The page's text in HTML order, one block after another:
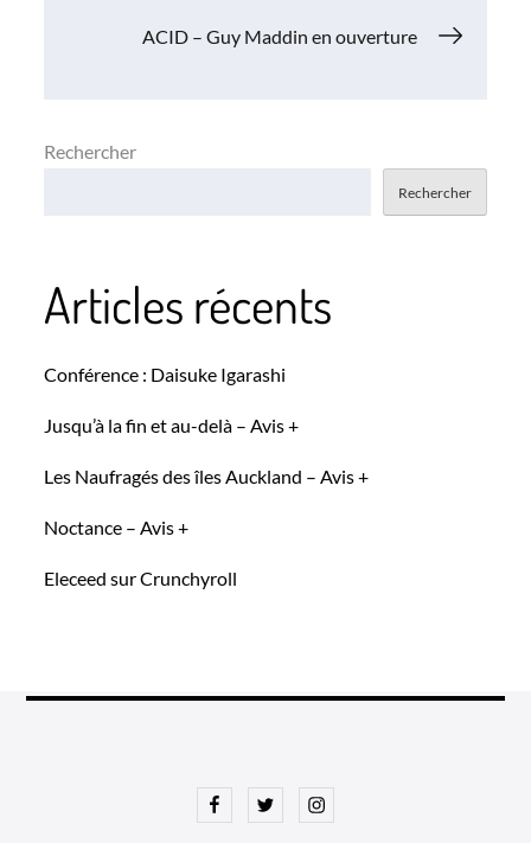
ACID – Guy Maddin en ouverture
Rechercher
Rechercher
Articles récents
Conférence : Daisuke Igarashi
Jusqu’à la fin et au-delà – Avis +
Les Naufragés des îles Auckland – Avis +
Noctance – Avis +
Eleceed sur Crunchyroll
FacebookTwitterInstagram